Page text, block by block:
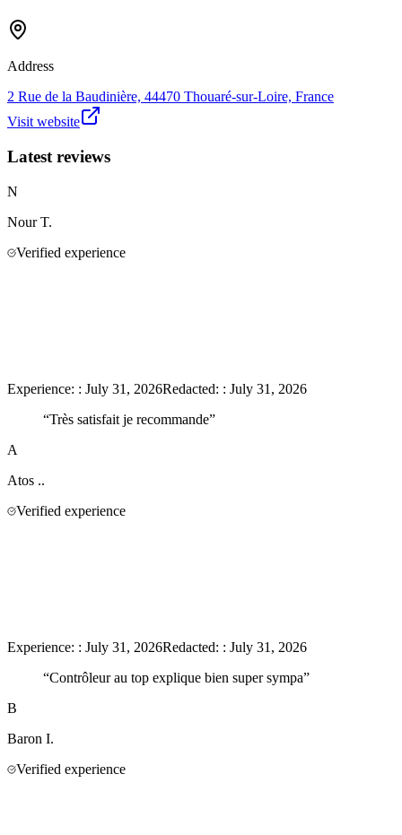
Address
2 Rue de la Baudinière, 44470 Thouaré-sur-Loire, France
Visit website
Latest reviews
N
Nour T.
Verified experience
Experience: : July 31, 2026Redacted: : July 31, 2026
“Très satisfait je recommande”
A
Atos ..
Verified experience
Experience: : July 31, 2026Redacted: : July 31, 2026
“Contrôleur au top explique bien super sympa”
B
Baron I.
Verified experience